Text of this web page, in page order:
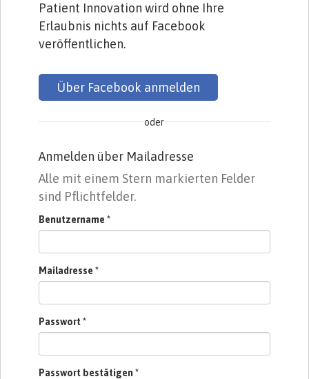
Patient Innovation wird ohne Ihre
Erlaubnis nichts auf Facebook
veröffentlichen.
Über Facebook anmelden
oder
Anmelden über Mailadresse
Alle mit einem Stern markierten Felder
sind Pflichtfelder.
Benutzername *
Mailadresse *
Passwort*
Passwort bestätigen*